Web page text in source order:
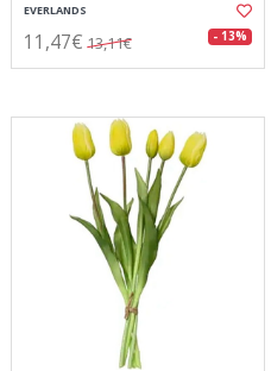
EVERLANDS
11,47€ 13,11€ - 13%